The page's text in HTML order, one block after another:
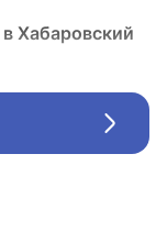
Хабаровский